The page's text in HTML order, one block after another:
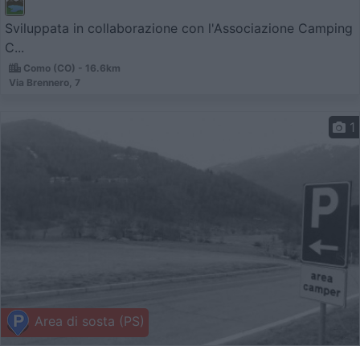
Sviluppata in collaborazione con l'Associazione Camping
C...
Como (CO) - 16.6km
Via Brennero, 7
Area di sosta (PS)
1